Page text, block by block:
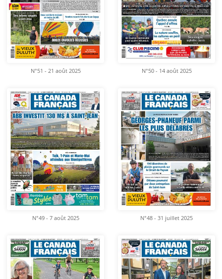
N°51 - 21 août 2025 N°50 - 14 août 2025
N°49 - 7 août 2025 N°48 - 31 juillet 2025